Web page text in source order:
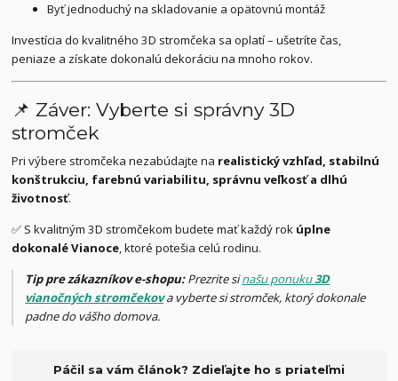
Byť jednoduchý na skladovanie a opätovnú montáž
Investícia do kvalitného 3D stromčeka sa oplatí – ušetríte čas,
peniaze a získate dokonalú dekoráciu na mnoho rokov.
📌 Záver: Vyberte si správny 3D
stromček
Pri výbere stromčeka nezabúdajte na realistický vzhľad, stabilnú
konštrukciu, farebnú variabilitu, správnu veľkosť a dlhú
životnosť.
✅ S kvalitným 3D stromčekom budete mať každý rok úplne
dokonalé Vianoce, ktoré potešia celú rodinu.
Tip pre zákazníkov e-shopu:Prezrite sinašu ponuku3D
vianočných stromčekova vyberte si stromček, ktorý dokonale
padne do vášho domova.
Páčil sa vám článok? Zdieľajte ho s priateľmi